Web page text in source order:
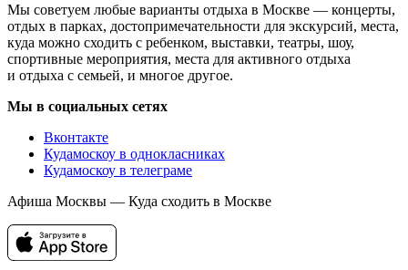
Мы советуем любые варианты отдыха в Москве — концерты,
отдых в парках, достопримечательности для экскурсий, места,
куда можно сходить с ребенком, выставки, театры, шоу,
спортивные мероприятия, места для активного отдыха
и отдыха с семьей, и многое другое.
Мы в социальных сетях
Вконтакте
Кудамоскоу в однокласниках
Кудамоскоу в телеграме
Афиша Москвы — Куда сходить в Москве